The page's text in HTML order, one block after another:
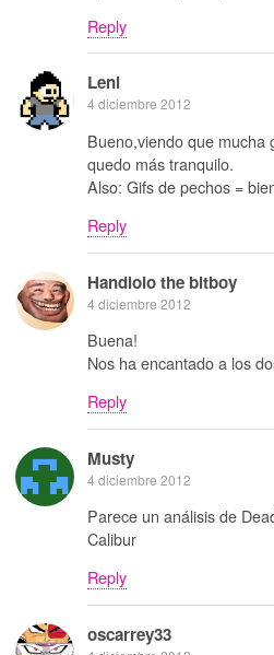
Reply
Leni
4 diciembre 2012
Bueno,viendo que mucha
quedo más tranquilo.
Also: Gifs de pechos =
Reply
Handlolo the bitboy
4 diciembre 2012
Buena!
Nos ha encantado a los
Reply
Musty
4 diciembre 2012
Parece un análisis de
Calibur
Reply
oscarrey33